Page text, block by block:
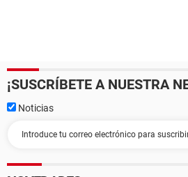
¡SUSCRÍBETE A NUESTRA
Noticias